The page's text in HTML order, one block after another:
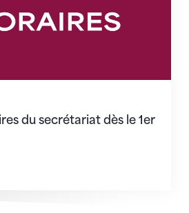
du secrétariat dès le 1er